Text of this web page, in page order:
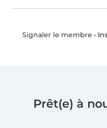
Signaler le membre •
Prêt(e) à